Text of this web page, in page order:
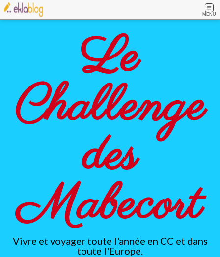
MENU
Le
Challenge
des
Mabecort
Vivre et voyager toute l'année en CC et dans
toute l'Europe.